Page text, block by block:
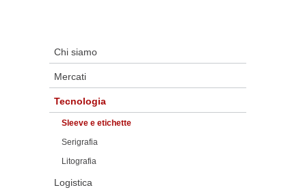
Chi siamo
Mercati
Tecnologia
Sleeve e etichette
Serigrafia
Litografia
Logistica